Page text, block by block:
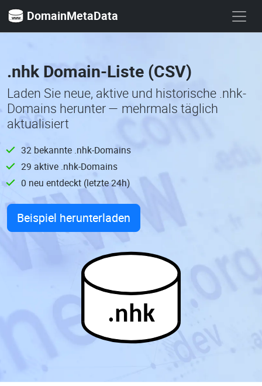
DomainMetaData
.nhk Domain-Liste (CSV)
Laden Sie neue, aktive und historische .nhk-
Domains herunter — mehrmals täglich
aktualisiert
32 bekannte .nhk-Domains
29 aktive .nhk-Domains
0 neu entdeckt (letzte 24h)
Beispiel herunterladen
.nhk